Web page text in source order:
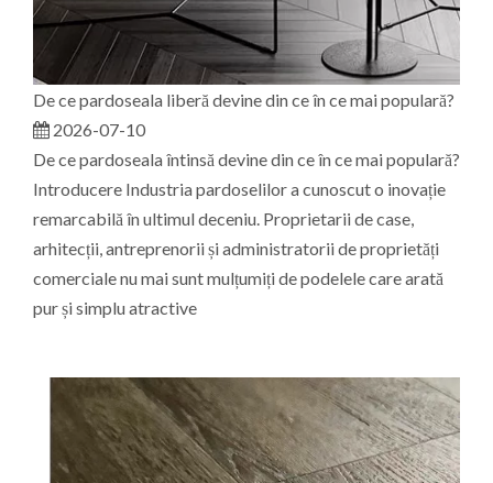
De ce pardoseala liberă devine din ce în ce mai populară?
2026-07-10
De ce pardoseala întinsă devine din ce în ce mai populară?
Introducere Industria pardoselilor a cunoscut o inovație
remarcabilă în ultimul deceniu. Proprietarii de case,
arhitecții, antreprenorii și administratorii de proprietăți
comerciale nu mai sunt mulțumiți de podelele care arată
pur și simplu atractive